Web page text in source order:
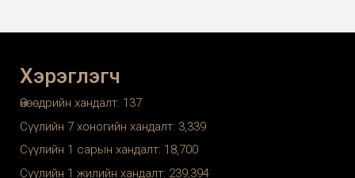
Хэрэглэгч
Өнөөдрийн хандалт: 137
Сүүлийн 7 хоногийн хандалт: 3,339
Сүүлийн 1 сарын хандалт: 18,700
Сүүлийн 1 жилийн хандалт: 239,394